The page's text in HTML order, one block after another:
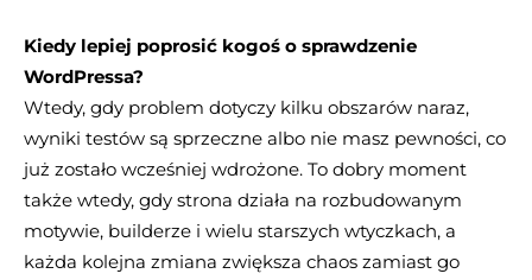
Kiedy lepiej poprosić kogoś o sprawdzenie
WordPressa?
Wtedy, gdy problem dotyczy kilku obszarów naraz,
wyniki testów są sprzeczne albo nie masz pewności, co
już zostało wcześniej wdrożone. To dobry moment
także wtedy, gdy strona działa na rozbudowanym
motywie, builderze i wielu starszych wtyczkach, a
każda kolejna zmiana zwiększa chaos zamiast go